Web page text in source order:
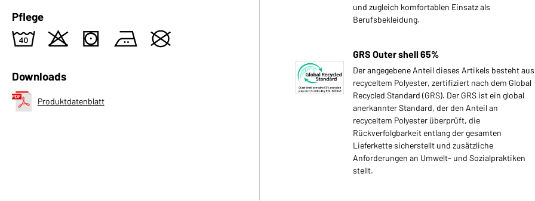
Pflege
8 o s b U
Downloads
Produktdatenblatt
und zugleich komfortablen Einsatz als
Berufsbekleidung.
GRS Outer shell 65%
Der angegebene Anteil dieses Artikels besteht aus
recyceltem Polyester, zertifiziert nach dem Global
Recycled Standard (GRS). Der GRS ist ein global
anerkannter Standard, der den Anteil an
recyceltem Polyester überprüft, die
Rückverfolgbarkeit entlang der gesamten
Lieferkette sicherstellt und zusätzliche
Anforderungen an Umwelt- und Sozialpraktiken
stellt.